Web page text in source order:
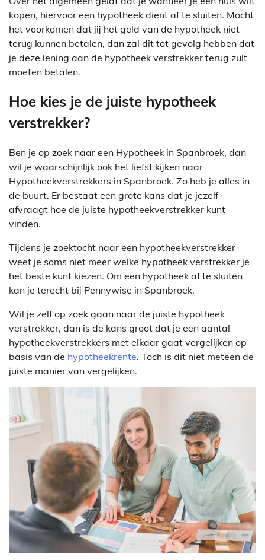
kopen, hiervoor een hypotheek dient af te sluiten. Mocht
het voorkomen dat jij het geld van de hypotheek niet
terug kunnen betalen, dan zal dit tot gevolg hebben dat
je deze lening aan de hypotheek verstrekker terug zult
moeten betalen.
Hoe kies je de juiste hypotheek
verstrekker?
Ben je op zoek naar een Hypotheek in Spanbroek, dan
wil je waarschijnlijk ook het liefst kijken naar
Hypotheekverstrekkers in Spanbroek. Zo heb je alles in
de buurt. Er bestaat een grote kans dat je jezelf
afvraagt hoe de juiste hypotheekverstrekker kunt
vinden.
Tijdens je zoektocht naar een hypotheekverstrekker
weet je soms niet meer welke hypotheek verstrekker je
het beste kunt kiezen. Om een hypotheek af te sluiten
kan je terecht bij Pennywise in Spanbroek.
Wil je zelf op zoek gaan naar de juiste hypotheek
verstrekker, dan is de kans groot dat je een aantal
hypotheekverstrekkers met elkaar gaat vergelijken op
basis van de hypotheekrente. Toch is dit niet meteen de
juiste manier van vergelijken.